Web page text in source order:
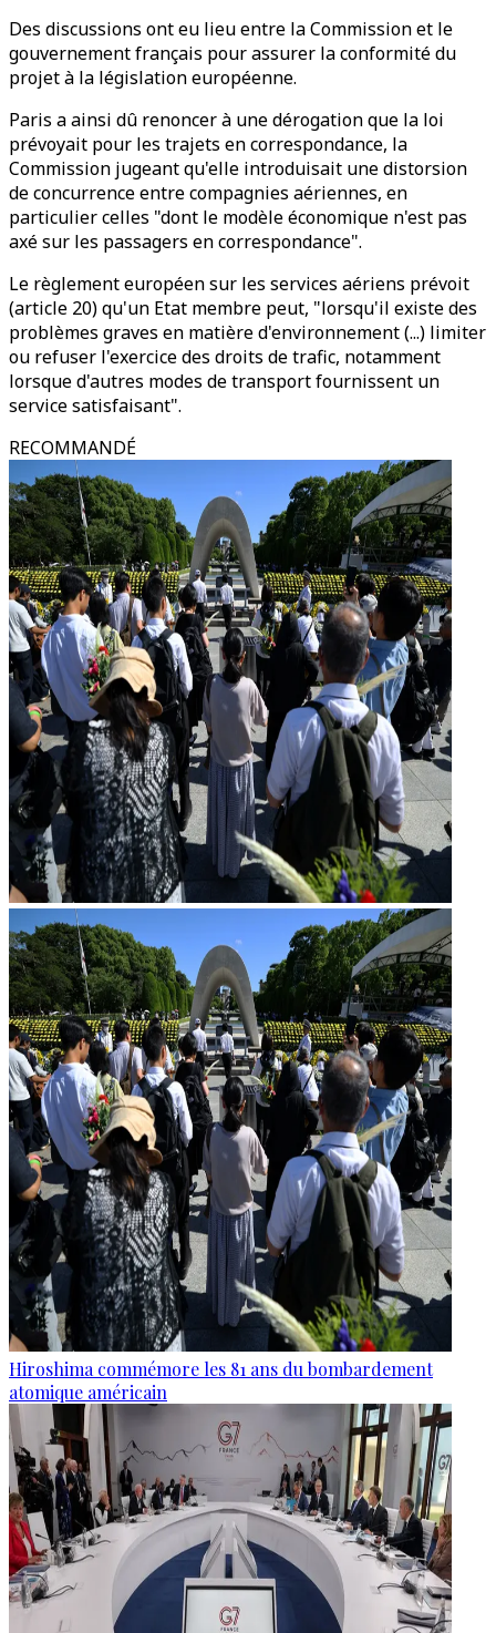
Des discussions ont eu lieu entre la Commission et le
gouvernement français pour assurer la conformité du
projet à la législation européenne.
Paris a ainsi dû renoncer à une dérogation que la loi
prévoyait pour les trajets en correspondance, la
Commission jugeant qu'elle introduisait une distorsion
de concurrence entre compagnies aériennes, en
particulier celles "dont le modèle économique n'est pas
axé sur les passagers en correspondance".
Le règlement européen sur les services aériens prévoit
(article 20) qu'un Etat membre peut, "lorsqu'il existe des
problèmes graves en matière d'environnement (...) limiter
ou refuser l'exercice des droits de trafic, notamment
lorsque d'autres modes de transport fournissent un
service satisfaisant".
RECOMMANDÉ
Hiroshima commémore les 81 ans du bombardement
atomique américain